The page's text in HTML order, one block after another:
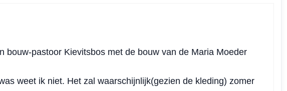
bouw-pastoor Kievitsbos met de bouw van de Maria Moeder
weet ik niet. Het zal waarschijnlijk(gezien de kleding) zomer